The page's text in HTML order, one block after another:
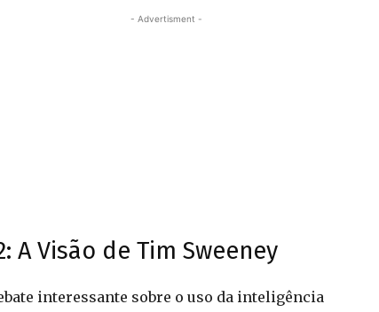
- Advertisment -
Visão de Tim Sweeney
interessante sobre o uso da inteligência